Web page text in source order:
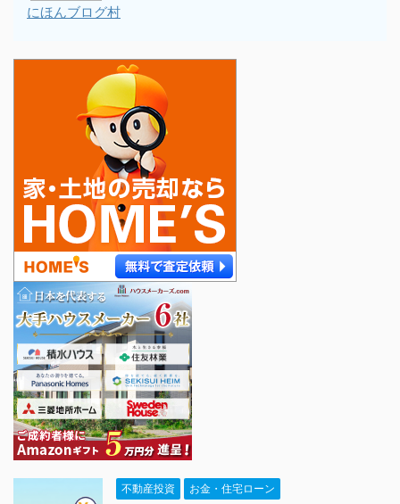
にほんブログ村
不動産投資 お金・住宅ローン